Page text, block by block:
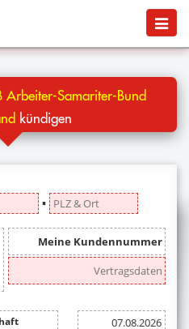
Menü
Arbeiter-Samariter-Bund
kündigen
▪